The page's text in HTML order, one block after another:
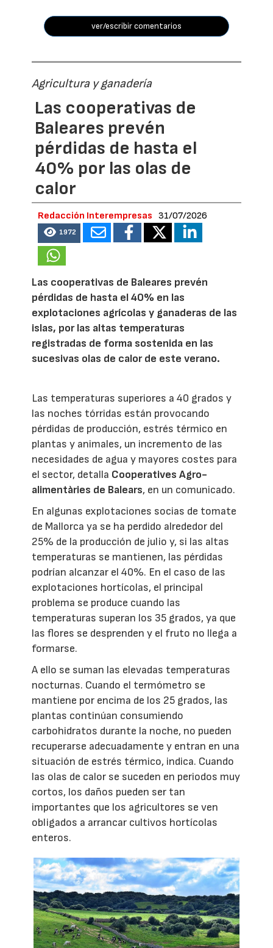
ver/escribir comentarios
Agricultura y ganadería
Las cooperativas de
Baleares prevén
pérdidas de hasta el
40% por las olas de
calor
Redacción Interempresas 31/07/2026
1972
Las cooperativas de Baleares prevén
pérdidas de hasta el 40% en las
explotaciones agrícolas y ganaderas de las
islas, por las altas temperaturas
registradas de forma sostenida en las
sucesivas olas de calor de este verano.
Las temperaturas superiores a 40 grados y
las noches tórridas están provocando
pérdidas de producción, estrés térmico en
plantas y animales, un incremento de las
necesidades de agua y mayores costes para
el sector, detalla Cooperatives Agro-
alimentàries de Balears, en un comunicado.
En algunas explotaciones socias de tomate
de Mallorca ya se ha perdido alrededor del
25% de la producción de julio y, si las altas
temperaturas se mantienen, las pérdidas
podrían alcanzar el 40%. En el caso de las
explotaciones hortícolas, el principal
problema se produce cuando las
temperaturas superan los 35 grados, ya que
las flores se desprenden y el fruto no llega a
formarse.
A ello se suman las elevadas temperaturas
nocturnas. Cuando el termómetro se
mantiene por encima de los 25 grados, las
plantas continúan consumiendo
carbohidratos durante la noche, no pueden
recuperarse adecuadamente y entran en una
situación de estrés térmico, indica. Cuando
las olas de calor se suceden en periodos muy
cortos, los daños pueden ser tan
importantes que los agricultores se ven
obligados a arrancar cultivos hortícolas
enteros.